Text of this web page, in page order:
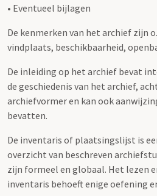
• Eventueel bijlagen
De kenmerken van het archief zijn
vindplaats, beschikbaarheid,
De inleiding op het archief bevat
de geschiedenis van het archief,
archiefvormer en kan ook
bevatten.
De inventaris of plaatsingslijst is
overzicht van beschreven
zijn formeel en globaal. Het lezen
inventaris behoeft enige oefening